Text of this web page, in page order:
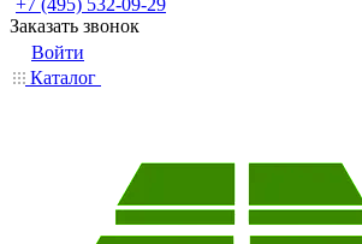
+7 (495) 532-09-29
Заказать звонок
Войти
Каталог